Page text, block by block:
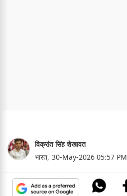
विक्रांत सिंह शेखावत
भारत, 30-May-2026 05:57